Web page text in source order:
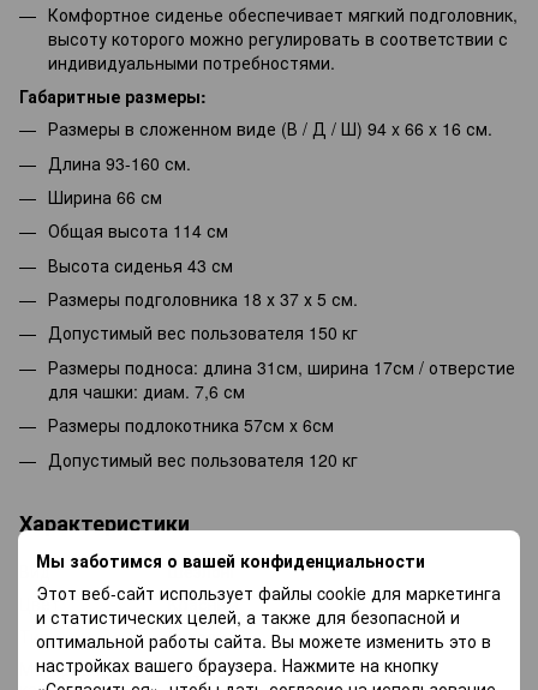
Мы заботимся о вашей конфиденциальности
Этот веб-сайт использует файлы cookie для маркетинга
и статистических целей, а также для безопасной и
оптимальной работы сайта. Вы можете изменить это в
настройках вашего браузера. Нажмите на кнопку
Комфортное сиденье обеспечивает мягкий подголовник,
высоту которого можно регулировать в соответствии с
индивидуальными потребностями.
Габаритные размеры:
Размеры в сложенном виде (В / Д / Ш) 94 x 66 x 16 см.
Длина 93-160 см.
Ширина 66 см
Общая высота 114 см
Высота сиденья 43 см
Размеры подголовника 18 х 37 х 5 см.
Допустимый вес пользователя 150 кг
Размеры подноса: длина 31см, ширина 17см / отверстие
для чашки: диам. 7,6 см
Размеры подлокотника 57см х 6см
Допустимый вес пользователя 120 кг
Характеристики
Вид
Шезлонг
Цвет
Красный
Тип
Складной
Материал
Металл